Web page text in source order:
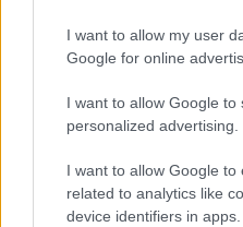
I want to allow my user
Google for online
I want to allow Google to
personalized advertising.
I want to allow Google to
related to analytics like
device identifiers in apps.
ELEMZÉSEK 2026. júl. 21.